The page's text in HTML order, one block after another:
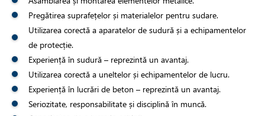
Pregătirea suprafețelor și materialelor pentru sudare.
Utilizarea corectă a aparatelor de sudură și a echipamentelor
de protecție.
Experiență în sudură – reprezintă un avantaj.
Utilizarea corectă a uneltelor și echipamentelor de lucru.
Experiență în lucrări de beton – reprezintă un avantaj.
Seriozitate, responsabilitate și disciplină în muncă.